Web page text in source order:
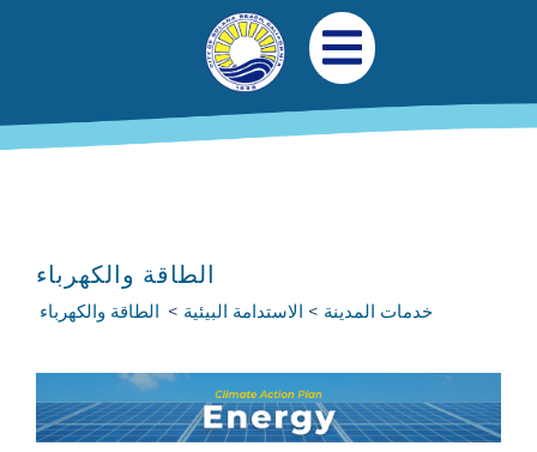
تجاوز إلى المحتوى الرئيسيالتنقل الرئيسي
افتح قائمة الجوال
الطاقة والكهرباء
خدمات المدينة الاستدامة البيئية الطاقة والكهرباء